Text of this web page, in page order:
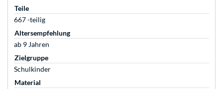
Teile
667 -teilig
Altersempfehlung
ab 9 Jahren
Zielgruppe
Schulkinder
Material